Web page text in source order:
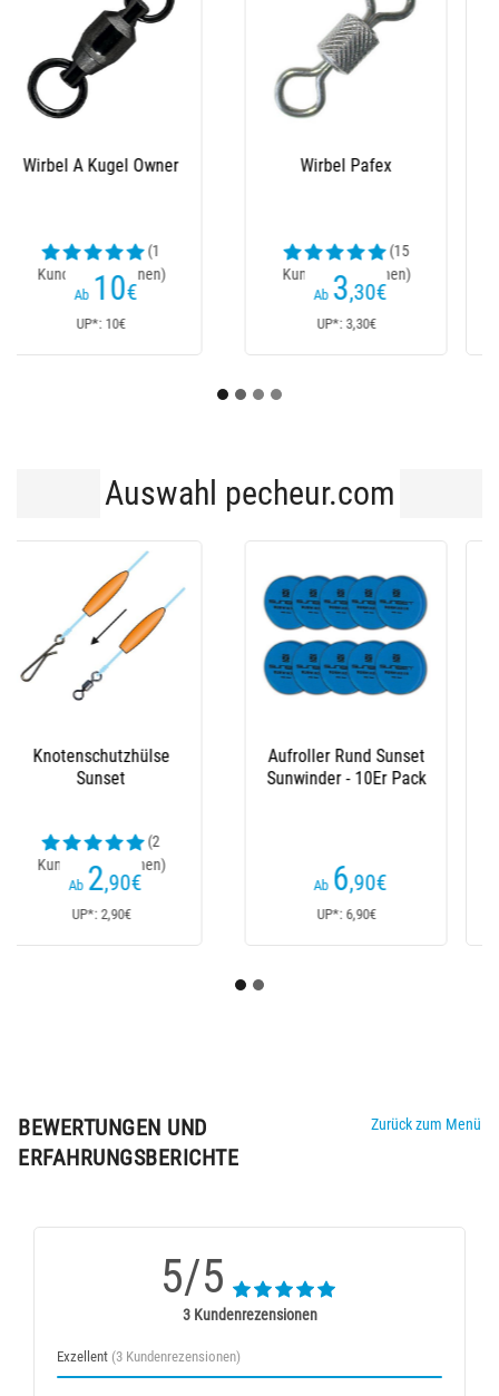
Meerwirbel Decoy
Kundenrezensionen)
7,10 €
UP*: 7,10€
Wirbel Mit Clip Pafex
Kundenrezensionen)
8,90€ Ab 3 ,50
UP*: 8,90€
Auswahl pecheur.com
Elastischer Faden
Sunset
Kundenrezensionen)
Ab 4,40 €
UP*: 4,40€
Runder Wickler
Sunset Sunwinder
Kundenrezensionen)
Ab 4
UP*: 4€
BEWERTUNGEN UND
ERFAHRUNGSBERICHTE
Zurück zum Menü
5/5
3 Kundenrezensionen
Exzellent (3 Kundenrezensionen)